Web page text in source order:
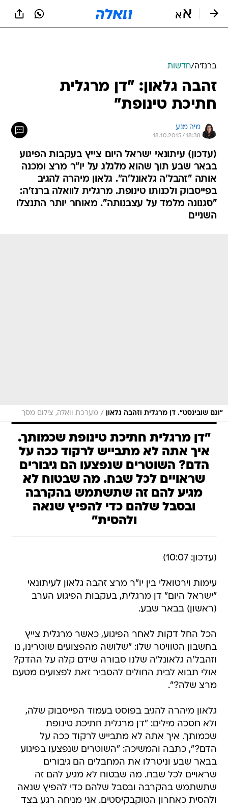
זהבה גלאון: "דן מרגלית
חתיכת טינופת"
מיה מנע
18.10.2015 / 18:38
(עדכון) עיתונאי ישראל היום צייץ בעקבות הפיגוע
בבאר שבע תוך שהוא מלגלג על יו"ר מרצ ומכנה
אותה "זהבל'ה גלאונל'ה". גלאון מיהרה להגיב
בפייסבוק ולכנותו טינופת. מרגלית לוואלה ברנז'ה:
"סגנונה מלמד על עצבנותה". מאוחר יותר התנצלו
השניים
"דן מרגלית חתיכת טינופת שכמותך.
איך אתה לא מתבייש לרקוד ככה על
הדם? השוטרים שנפצעו הם גיבורים
שראויים לכל שבח. מה שבטוח לא
מגיע להם זה שתשתמש בהקרבה
ובסבל שלהם כדי להפיץ שנאה
ולהסית"
עימות וירטואלי בין יו"ר מרצ זהבה גלאון לעיתונאי
(ראשון) בבאר שבע.
הכל החל דקות לאחר הפיגוע, כאשר מרגלית צייץ
וזהבל'ה גלאונל'ה שלנו סבורה שידם קלה על ההדק?
אולי תבוא לבית החולים להסביר זאת לפצועים מטעם
מרצ שלה?".
גלאון מיהרה להגיב בפוסט בעמוד הפייסבוק שלה,
שכמותך. איך אתה לא מתבייש לרקוד ככה על
הדם?", כתבה והמשיכה: "השוטרים שנפצעו בפיגוע
בבאר שבע וניטרלו את המחבלים הם גיבורים
שראויים לכל שבח. מה שבטוח לא מגיע להם זה
שתשתמש בהקרבה ובסבל שלהם כדי להפיץ שנאה
ולהסית כאחרון הטוקבקיסטים. אני מניחה רגע בצד
את השוביניזם הדוחה שלך ("זהבל'ה גלאונל'ה")
שלצערי הוא ממש לא חדש. תבין משהו מר מרגלית: